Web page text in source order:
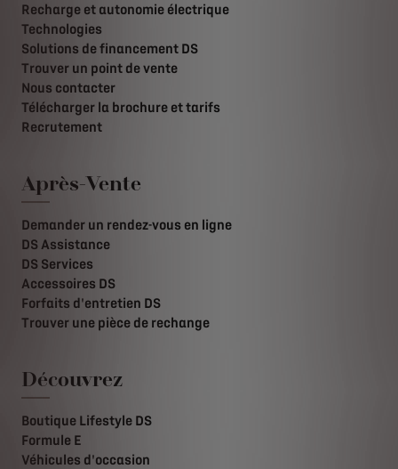
Recharge et autonomie électrique
Technologies
Solutions de financement DS
Trouver un point de vente
Nous contacter
Télécharger la brochure et tarifs
Recrutement
Après-Vente
Demander un rendez-vous en ligne
DS Assistance
DS Services
Accessoires DS
Forfaits d'entretien DS
Trouver une pièce de rechange
Découvrez
Boutique Lifestyle DS
Formule E
Véhicules d'occasion